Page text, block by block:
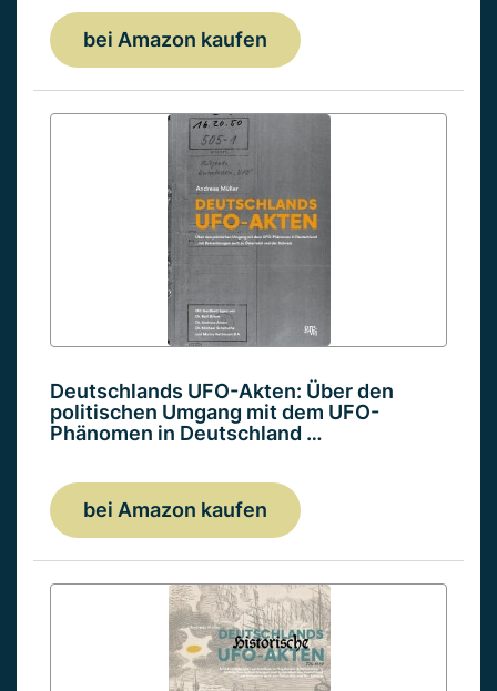
bei Amazon kaufen
Deutschlands UFO-Akten: Über den
politischen Umgang mit dem UFO-
Phänomen in Deutschland …
bei Amazon kaufen